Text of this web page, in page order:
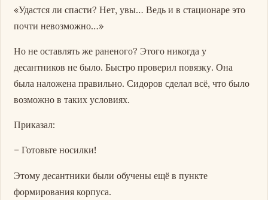
«Удастся ли спасти? Нет, увы… Ведь и в стационаре это
почти невозможно…»
Но не оставлять же раненого? Этого никогда у
десантников не было. Быстро проверил повязку. Она
была наложена правильно. Сидоров сделал всё, что было
возможно в таких условиях.
Приказал:
– Готовьте носилки!
Этому десантники были обучены ещё в пункте
формирования корпуса.